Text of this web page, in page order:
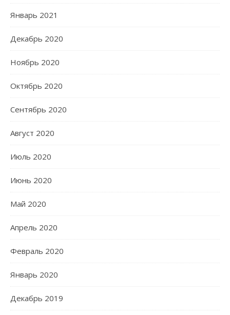
Январь 2021
Декабрь 2020
Ноябрь 2020
Октябрь 2020
Сентябрь 2020
Август 2020
Июль 2020
Июнь 2020
Май 2020
Апрель 2020
Февраль 2020
Январь 2020
Декабрь 2019